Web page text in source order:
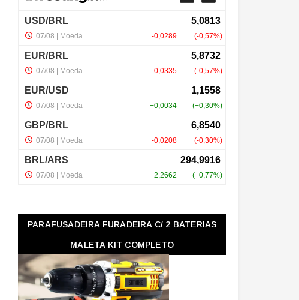
PARAFUSADEIRA FURADEIRA C/ 2 BATERIAS
MALETA KIT COMPLETO